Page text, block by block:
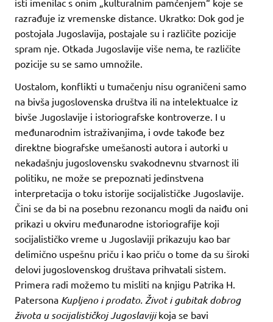
razrađuje iz vremenske distance. Ukratko: Dok god je
postojala Jugoslavija, postajale su i različite pozicije
spram nje. Otkada Jugoslavije više nema, te različite
pozicije su se samo umnožile.
Uostalom, konflikti u tumačenju nisu ograničeni samo
na bivša jugoslovenska društva ili na intelektualce iz
bivše Jugoslavije i istoriografske kontroverze. I u
međunarodnim istraživanjima, i ovde takođe bez
direktne biografske umešanosti autora i autorki u
nekadašnju jugoslovensku svakodnevnu stvarnost ili
politiku, ne može se prepoznati jedinstvena
interpretacija o toku istorije socijalističke Jugoslavije.
Čini se da bi na posebnu rezonancu mogli da naiđu oni
prikazi u okviru međunarodne istoriografije koji
socijalističko vreme u Jugoslaviji prikazuju kao bar
delimično uspešnu priču i kao priču o tome da su široki
delovi jugoslovenskog društava prihvatali sistem.
Primera radi možemo tu misliti na knjigu Patrika H.
Patersona Kupljeno i prodato. Život i gubitak dobrog
života u socijalističkoj Jugoslavijikoja se bavi